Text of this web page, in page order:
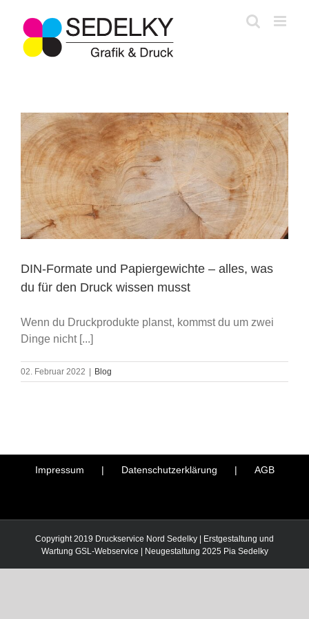
Inhalt
springen
DIN-Formate und Papiergewichte – alles, was
du für den Druck wissen musst
Wenn du Druckprodukte planst, kommst du um zwei
Dinge nicht [...]
02. Februar 2022 Blog
Impressum Datenschutzerklärung AGB
Copyright 2019 Druckservice Nord Sedelky | Erstgestaltung und
Wartung GSL-Webservice | Neugestaltung 2025 Pia Sedelky